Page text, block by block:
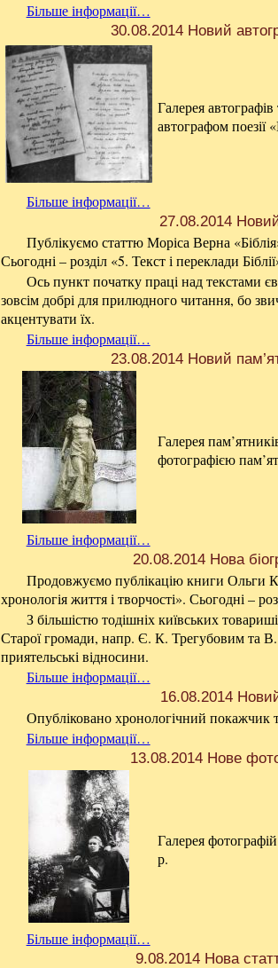
Більше інформації…
30.08.2014 Новий
Галерея
автографом
Більше інформації…
27.08.2014
Публікуємо статтю Моріса Верна
Сьогодні – розділ «5. Текст і переклади
Ось пункт початку праці над текстами
зовсім добрі для прилюдного читання, бо
акцентувати їх.
Більше інформації…
23.08.2014 Новий
Галерея
фотографією
Більше інформації…
20.08.2014 Нова
Продовжуємо публікацію книги Ольги
хронологія життя і творчості». Сьогодні –
З більшістю тодішніх київських
Старої громади, напр. Є. К. Трегубовим та
приятельські відносини.
Більше інформації…
16.08.2014
Опубліковано хронологічний покажчик
Більше інформації…
13.08.2014 Нове
Галерея
р.
Більше інформації…
9.08.2014 Нова